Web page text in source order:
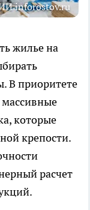
inforostov.ru
жилье на
В приоритете
которые
крепости.
расчет